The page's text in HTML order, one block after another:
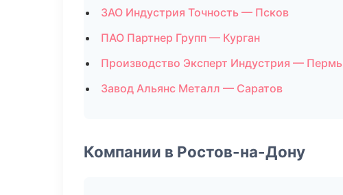
ЗАО Индустрия Точность — Псков
ПАО Партнер Групп — Курган
Производство Эксперт Индустрия — Пермь
Завод Альянс Металл — Саратов
Компании в Ростов-на-Дону